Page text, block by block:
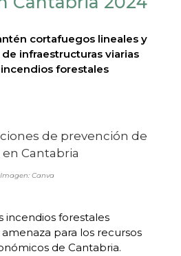
cortafuegos lineales y
infraestructuras viarias
forestales
Imagen: Canva
incendios forestales
para los recursos
de Cantabria.